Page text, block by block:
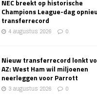
NEC breekt op historische
Champions League-dag
transferrecord
4 augustus 2026 0
Nieuw transferrecord lonkt
AZ: West Ham wil miljoenen
neerleggen voor Parrott
3 augustus 2026 0